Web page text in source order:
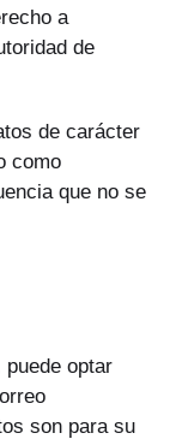
a
de
de carácter
como
que no se
optar
son para su